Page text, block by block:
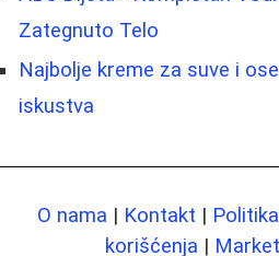
Zategnuto Telo
Najbolje kreme za suve i
iskustva
O nama | Kontakt |
korišćenja |